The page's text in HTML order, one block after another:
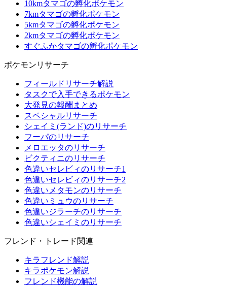
10kmタマゴの孵化ポケモン
7kmタマゴの孵化ポケモン
5kmタマゴの孵化ポケモン
2kmタマゴの孵化ポケモン
すぐふかタマゴの孵化ポケモン
ポケモンリサーチ
フィールドリサーチ解説
タスクで入手できるポケモン
大発見の報酬まとめ
スペシャルリサーチ
シェイミ(ランド)のリサーチ
フーパのリサーチ
メロエッタのリサーチ
ビクティニのリサーチ
色違いセレビィのリサーチ1
色違いセレビィのリサーチ2
色違いメタモンのリサーチ
色違いミュウのリサーチ
色違いジラーチのリサーチ
色違いシェイミのリサーチ
フレンド・トレード関連
キラフレンド解説
キラポケモン解説
フレンド機能の解説